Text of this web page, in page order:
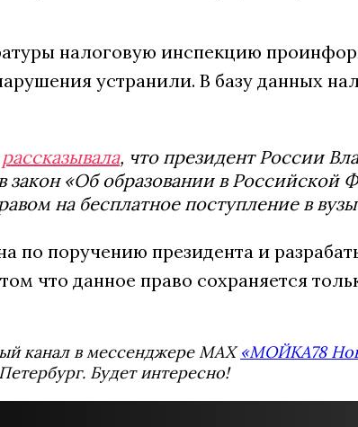
налоговую инспекцию
устранили. В базу данных
рассказывала, что президент России
закон «Об образовании в Российской
на бесплатное поступление в
по поручению президента и
что данное право сохраняется
канал в мессенджере MAX«МОЙКА78
Будет интересно!